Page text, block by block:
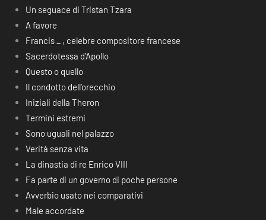
Un seguace di Tristan Tzara
A favore
Francis _ , celebre compositore francese
Sacerdotessa d’Apollo
Questo o quello
Il condotto dell’orecchio
Iniziali della Theron
Termini estremi
Sono uguali nel palazzo
Verità senza vita
La dinastia di re Enrico VIII
Fa parte di un governo di poche persone
Avverbio usato nei comparativi
Male accordate